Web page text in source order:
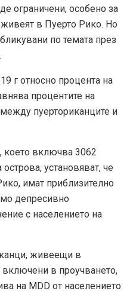
ограничени, особено за
живеят в Пуерто Рико. Но
по темата през
г относно процента на
процентите на
пуерториканците и
което включва 3062
установяват, че
имат приблизително
депресивно
с населението на
живеещи в
в проучването,
на MDD от населението